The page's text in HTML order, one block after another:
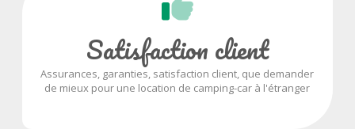
Satisfaction client
Assurances, garanties, satisfaction client, que demander
de mieux pour une location de camping-car à l'étranger